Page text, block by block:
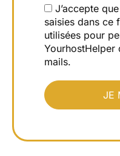
J’accepte
saisies dans ce
utilisées pour
YourhostHelper
mails.